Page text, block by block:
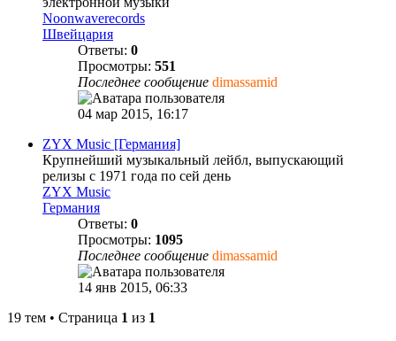
Noonwaverecords
Швейцария
Ответы: 0
Просмотры: 551
Последнее сообщение dimassamid
04 мар 2015, 16:17
ZYX Music [Германия]
Крупнейший музыкальный лейбл, выпускающий
релизы с 1971 года по сей день
ZYX Music
Германия
Ответы: 0
Просмотры: 1095
Последнее сообщение dimassamid
14 янв 2015, 06:33
19 тем • Страница 1 из 1